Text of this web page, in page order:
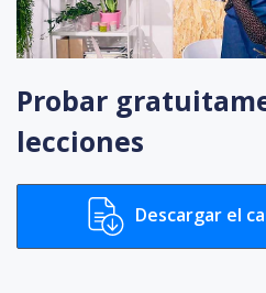
Probar
lecciones
Descargar el